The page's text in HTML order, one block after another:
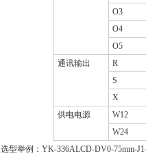
O3
O4
O5
通讯输出
R
S
X
供电电源
W12
W24
选型举例： YK-336ALCD-DV0-75mm-